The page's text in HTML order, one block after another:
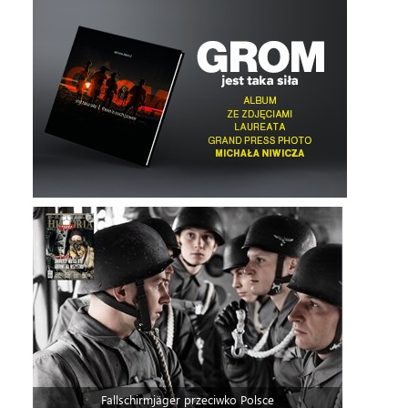
Fallschirmjäger przeciwko Polsce